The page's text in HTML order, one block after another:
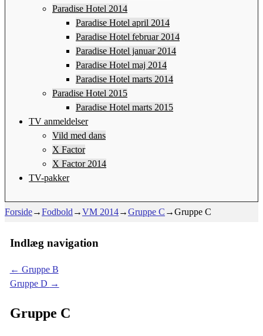
Paradise Hotel 2014
Paradise Hotel april 2014
Paradise Hotel februar 2014
Paradise Hotel januar 2014
Paradise Hotel maj 2014
Paradise Hotel marts 2014
Paradise Hotel 2015
Paradise Hotel marts 2015
TV anmeldelser
Vild med dans
X Factor
X Factor 2014
TV-pakker
Forside→Fodbold →VM 2014→Gruppe C →Gruppe C
Indlæg navigation
← Gruppe B
Gruppe D →
Gruppe C